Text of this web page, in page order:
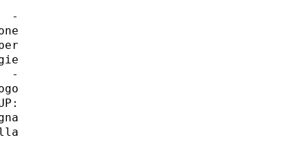
-
-